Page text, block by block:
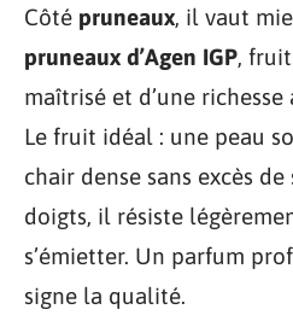
Côté pruneaux, il vaut
pruneaux d’Agen IGP,
maîtrisé et d’une
Le fruit idéal : une peau
chair dense sans excès
doigts, il résiste
s’émietter. Un parfum
signe la qualité.